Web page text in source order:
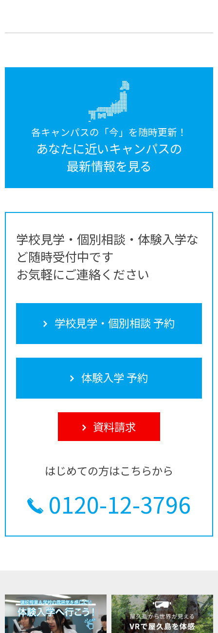
各キャンパスの「今」を随時更新！
あなたに近いキャンパスの
最新情報を見る
学校見学・個別相談・体験入学な
ど随時受付中です
お気軽にご連絡ください
学校見学・個別相談 予約
体験入学 予約
資料請求
はじめての方はこちらから
0120-12-3796